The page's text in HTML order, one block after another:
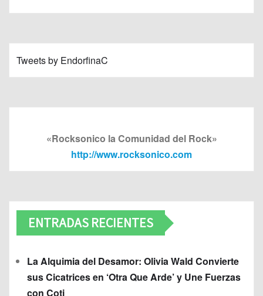
Tweets by EndorfinaC
«Rocksonico la Comunidad del Rock»
http://www.rocksonico.com
ENTRADAS RECIENTES
La Alquimia del Desamor: Olivia Wald Convierte
sus Cicatrices en ‘Otra Que Arde’ y Une Fuerzas
con Coti